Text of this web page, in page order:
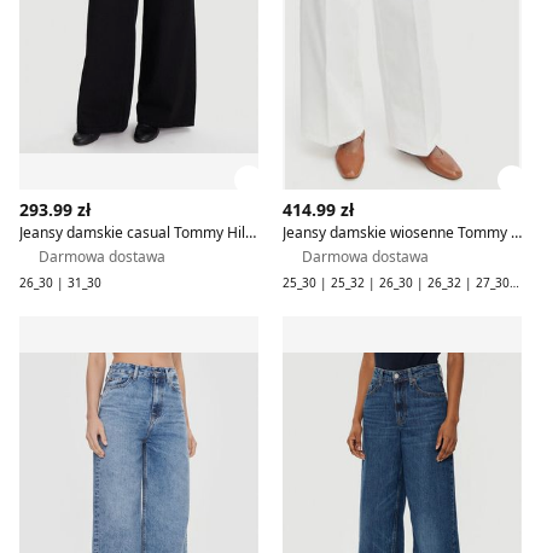
Zobacz szczegóły produktu
293.99 zł
Jeansy damskie casual Tommy Hilfiger
Darmowa dostawa
26_30 | 31_30
414.99 zł
Jeansy damskie wiosenne Tommy Hilfiger
Darmowa dostawa
25_30 | 25_32 | 26_30 | 26_32 | 27_30 | 27_32 | 28_30 | 28_32 | 31_32